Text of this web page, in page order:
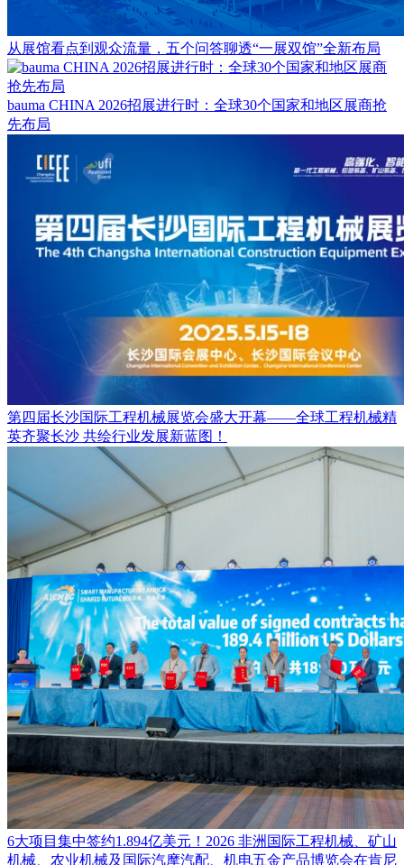
从展馆看点到观众流量，五个问答聊透“一展双馆”全新布局
bauma CHINA 2026招展进行时：全球30个国家和地区展商抢
先布局
第四届长沙国际工程机械展览会盛大开幕——全球工程机械精
英齐聚长沙 共绘行业发展新蓝图！
6大项目集中签约1.894亿美元！2026 非洲国际工程机械、矿山
机械、农业机械及国际汽摩汽配、机电五金产品博览会在肯尼